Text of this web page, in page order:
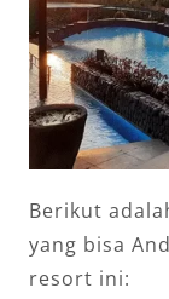
Berikut
yang bisa
resort ini: